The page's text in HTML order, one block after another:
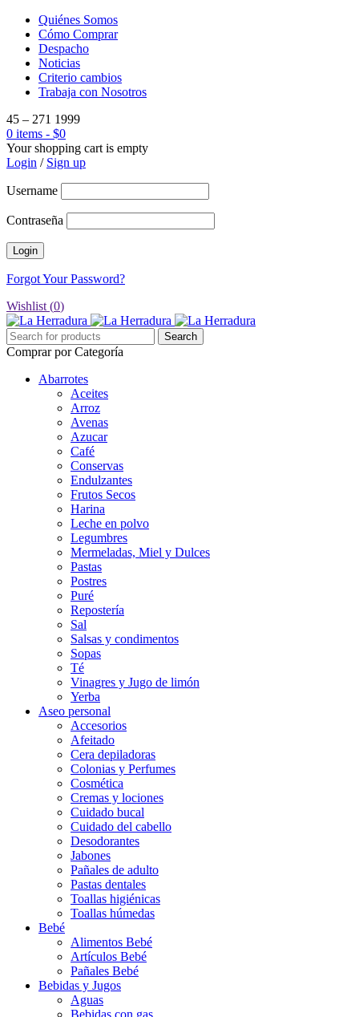
Quiénes Somos
Cómo Comprar
Despacho
Noticias
Criterio cambios
Trabaja con Nosotros
45 – 271 1999
0 items - $0
Your shopping cart is empty
Login / Sign up
Username
Contraseña
Forgot Your Password?
Wishlist (0)
Comprar por Categoría
Abarrotes
Aceites
Arroz
Avenas
Azucar
Café
Conservas
Endulzantes
Frutos Secos
Harina
Leche en polvo
Legumbres
Mermeladas, Miel y Dulces
Pastas
Postres
Puré
Repostería
Sal
Salsas y condimentos
Sopas
Té
Vinagres y Jugo de limón
Yerba
Aseo personal
Accesorios
Afeitado
Cera depiladoras
Colonias y Perfumes
Cosmética
Cremas y lociones
Cuidado bucal
Cuidado del cabello
Desodorantes
Jabones
Pañales de adulto
Pastas dentales
Toallas higiénicas
Toallas húmedas
Bebé
Alimentos Bebé
Artículos Bebé
Pañales Bebé
Bebidas y Jugos
Aguas
Bebidas con gas